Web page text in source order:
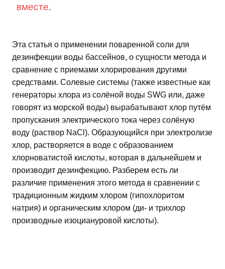
вместе.
Эта статья о применении поваренной соли для
дезинфекции воды бассейнов, о сущности метода и
сравнение с приемами хлорирования другими
средствами. Солевые системы (также известные как
генераторы хлора из солёной воды SWG или, даже
говорят из морской воды) вырабатывают хлор путём
пропускания электрического тока через солёную
воду (раствор NaCl). Образующийся при электролизе
хлор, растворяется в воде с образованием
хлорноватистой кислоты, которая в дальнейшем и
производит дезинфекцию. Разберем есть ли
различие применения этого метода в сравнении с
традиционным жидким хлором (гипохлоритом
натрия) и органическим хлором (ди- и трихлор
производные изоциануровой кислоты).